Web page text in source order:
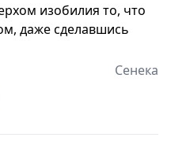
изобилия то, что
даже сделавшись
Сенека